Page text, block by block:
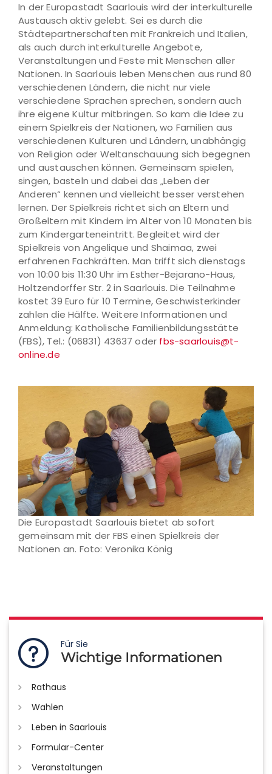
In der Europastadt Saarlouis wird der interkulturelle
Austausch aktiv gelebt. Sei es durch die
Städtepartnerschaften mit Frankreich und Italien,
als auch durch interkulturelle Angebote,
Veranstaltungen und Feste mit Menschen aller
Nationen. In Saarlouis leben Menschen aus rund 80
verschiedenen Ländern, die nicht nur viele
verschiedene Sprachen sprechen, sondern auch
ihre eigene Kultur mitbringen. So kam die Idee zu
einem Spielkreis der Nationen, wo Familien aus
verschiedenen Kulturen und Ländern, unabhängig
von Religion oder Weltanschauung sich begegnen
und austauschen können. Gemeinsam spielen,
singen, basteln und dabei das „Leben der
Anderen“ kennen und vielleicht besser verstehen
lernen. Der Spielkreis richtet sich an Eltern und
Großeltern mit Kindern im Alter von 10 Monaten bis
zum Kindergarteneintritt. Begleitet wird der
Spielkreis von Angelique und Shaimaa, zwei
erfahrenen Fachkräften. Man trifft sich dienstags
von 10:00 bis 11:30 Uhr im Esther-Bejarano-Haus,
Holtzendorffer Str. 2 in Saarlouis. Die Teilnahme
kostet 39 Euro für 10 Termine, Geschwisterkinder
zahlen die Hälfte. Weitere Informationen und
Anmeldung: Katholische Familienbildungsstätte
(FBS), Tel.: (06831) 43637 oder fbs-saarlouis@t-
online.de
Die Europastadt Saarlouis bietet ab sofort
gemeinsam mit der FBS einen Spielkreis der
Nationen an. Foto: Veronika König
Für Sie
Wichtige Informationen
Rathaus
Wahlen
Leben in Saarlouis
Formular-Center
Veranstaltungen